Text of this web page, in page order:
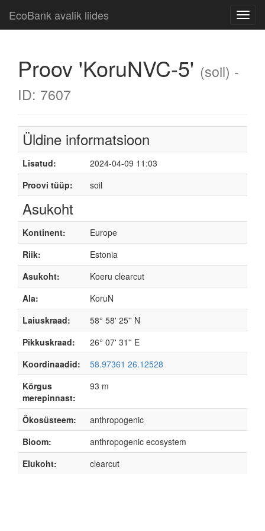
EcoBank avalik liides
Proov 'KoruNVC-5' (soil) -
ID: 7607
Üldine informatsioon
Lisatud:
2024-04-09 11:03
Proovi tüüp:
soil
Asukoht
Kontinent:
Europe
Riik:
Estonia
Asukoht:
Koeru clearcut
Ala:
KoruN
Laiuskraad:
58° 58' 25'' N
Pikkuskraad:
26° 07' 31'' E
Koordinaadid:
58.97361 26.12528
Kõrgus
merepinnast:
93 m
Ökosüsteem:
anthropogenic
Bioom:
anthropogenic ecosystem
Elukoht:
clearcut